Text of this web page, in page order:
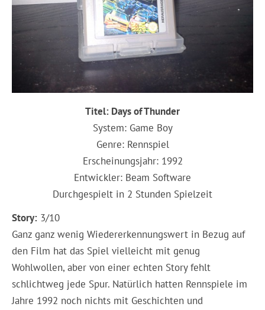
Titel: Days of Thunder
System: Game Boy
Genre: Rennspiel
Erscheinungsjahr: 1992
Entwickler: Beam Software
Durchgespielt in 2 Stunden Spielzeit
Story: 3/10
Ganz ganz wenig Wiedererkennungswert in Bezug auf
den Film hat das Spiel vielleicht mit genug
Wohlwollen, aber von einer echten Story fehlt
schlichtweg jede Spur. Natürlich hatten Rennspiele im
Jahre 1992 noch nichts mit Geschichten und